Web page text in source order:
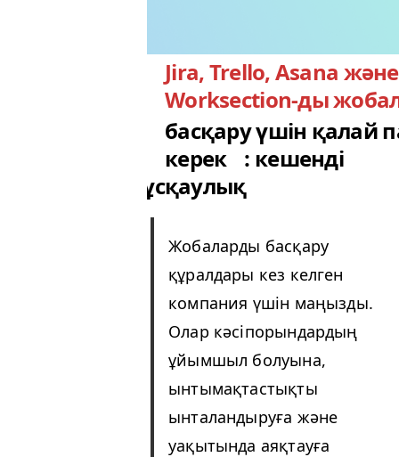
Jira, Trello, Asana және
Worksection-ды
басқару үшін қалай
керек
: кешенді
нұсқаулық
Жобаларды басқару
құралдары кез келген
компания үшін маңызды.
Олар кәсіпорындардың
ұйымшыл болуына,
ынтымақтастықты
ынталандыруға және
уақытында аяқтауға